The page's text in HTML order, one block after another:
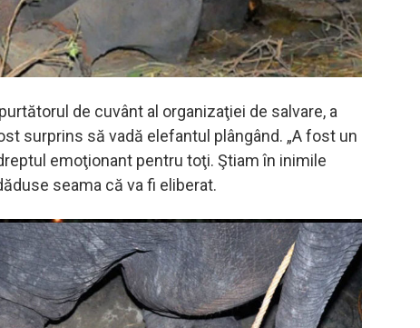
de cuvânt al organizaţiei de salvare, a
surprins să vadă elefantul plângând. „A fost un
emoţionant pentru toţi. Ştiam în inimile
seama că va fi eliberat.